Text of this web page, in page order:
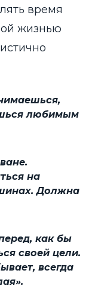
время
жизнью
любимым
на
Должна
как бы
своей цели.
всегда